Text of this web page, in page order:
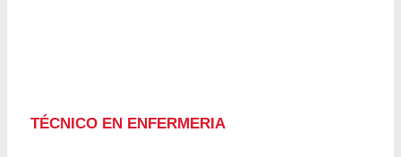
TÉCNICO EN ENFERMERIA